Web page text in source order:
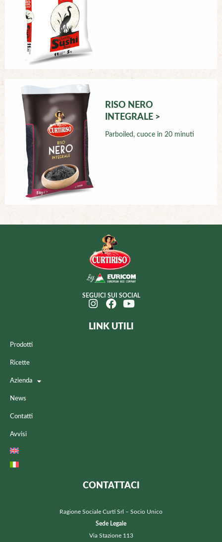
RISO NERO
INTEGRALE >
Parboiled, cuoce in 20 minuti
SEGUICI SUI SOCIAL
LINK UTILI
Prodotti
Ricette
Azienda
News
Contatti
Avvisi
CONTATTACI
Ragione Sociale Curti Srl – Socio Unico
Sede Legale
Via Stazione 113